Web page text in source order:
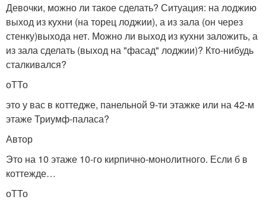
Девочки, можно ли такое сделать? Ситуация: на лоджию
выход из кухни (на торец лоджии), а из зала (он через
стенку)выхода нет. Можно ли выход из кухни заложить, а
из зала сделать (выход на "фасад" лоджии)? Кто-нибудь
сталкивался?
оТТо
это у вас в коттедже, панельной 9-ти этажке или на 42-м
этаже Триумф-паласа?
Автор
Это на 10 этаже 10-го кирпично-монолитного. Если б в
коттежде…
оТТо